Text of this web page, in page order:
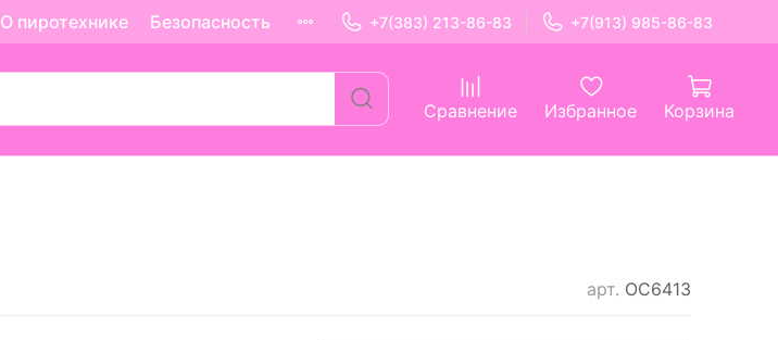
О пиротехнике Безопасность +7(383) 213-86-83 +7(913) 985-86-83
Сравнение Избранное Корзина
арт. ОС6413